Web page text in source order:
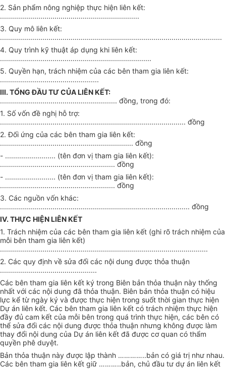
2. Sản phẩm nông nghiệp thực hiện liên kết:
.....................................................................
3. Quy mô liên kết:
..............................................................................................................
4. Quy trình kỹ thuật áp dụng khi liên kết:
...........................................................................
5. Quyền hạn, trách nhiệm của các bên tham gia liên kết:
.................................................
III. TỔNG ĐẦU TƯ CỦA LIÊN KẾT:
.......................................................... đồng, trong đó:
1. Số vốn đề nghị hỗ trợ:
............................................................................................ đồng
2. Đối ứng của các bên tham gia liên kết:
.................................................................. đồng
- ......................... (tên đơn vị tham gia liên kết):
......................................................... đồng
- ......................... (tên đơn vị tham gia liên kết):
......................................................... đồng
3. Các nguồn vốn khác:
.............................................................................................. đồng
IV. THỰC HIỆN LIÊN KẾT
1. Trách nhiệm của các bên tham gia liên kết (ghi rõ trách nhiệm của
mỗi bên tham gia liên kết)
.......................................................................................................
2. Các quy định về sửa đổi các nội dung được thỏa thuận
................................................
Các bên tham gia liên kết ký trong Biên bản thỏa thuận này thống
nhất với các nội dung đã thỏa thuận. Biên bản thỏa thuận có hiệu
lực kể từ ngày ký và được thực hiện trong suốt thời gian thực hiện
Dự án liên kết. Các bên tham gia liên kết có trách nhiệm thực hiện
đầy đủ cam kết của mỗi bên trong quá trình thực hiện, các bên có
thể sửa đổi các nội dung được thỏa thuận nhưng không được làm
thay đổi nội dung của Dự án liên kết đã được cơ quan có thẩm
quyền phê duyệt.
Bản thỏa thuận này được lập thành …………..bản có giá trị như nhau.
Các bên tham gia liên kết giữ ………..bản, chủ đầu tư dự án liên kết